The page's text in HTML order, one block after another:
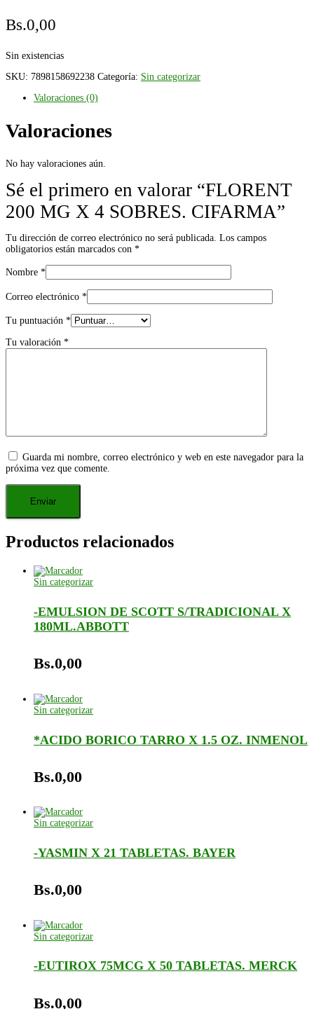
Bs.0,00
Sin existencias
SKU: 7898158692238 Categoría: Sin categorizar
Valoraciones (0)
Valoraciones
No hay valoraciones aún.
Sé el primero en valorar “FLORENT
200 MG X 4 SOBRES. CIFARMA”
Tu dirección de correo electrónico no será publicada. Los campos
obligatorios están marcados con *
Nombre *
Correo electrónico *
Tu puntuación *
Tu valoración *
Guarda mi nombre, correo electrónico y web en este navegador para la
próxima vez que comente.
Productos relacionados
Sin categorizar
-EMULSION DE SCOTT S/TRADICIONAL X
180ML.ABBOTT
Bs.0,00
Sin categorizar
*ACIDO BORICO TARRO X 1.5 OZ. INMENOL
Bs.0,00
Sin categorizar
-YASMIN X 21 TABLETAS. BAYER
Bs.0,00
Sin categorizar
-EUTIROX 75MCG X 50 TABLETAS. MERCK
Bs.0,00